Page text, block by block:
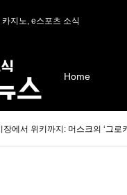
지노, e스포츠 소식
Home
장에서 위키까지: 머스크의 ‘그